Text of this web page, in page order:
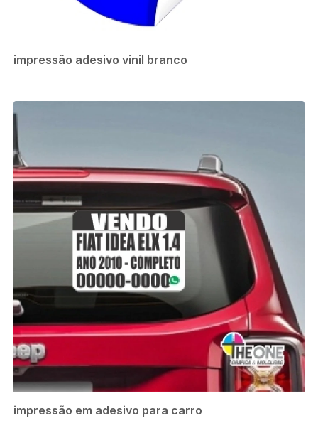
impressão adesivo vinil branco
impressão em adesivo para carro